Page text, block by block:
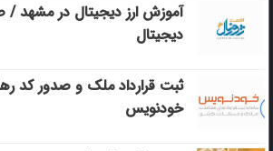
آموزش ارز دیجیتال در مشهد /
دیجیتال
ثبت قرارداد ملک و صدور کد
خودنویس